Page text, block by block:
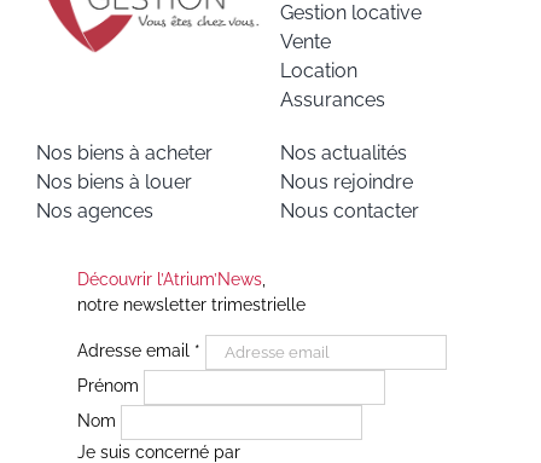
Gestion locative
Vente
Location
Assurances
Nos biens à acheter
Nos biens à louer
Nos agences
Nos actualités
Nous rejoindre
Nous contacter
Découvrir l’Atrium’News,
notre newsletter trimestrielle
Adresse email *
Prénom
Nom
Je suis concerné par